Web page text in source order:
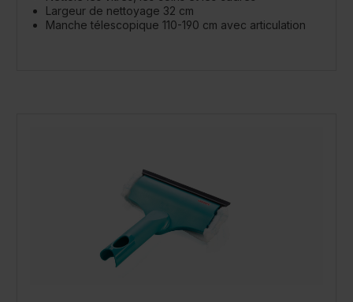
Largeur de nettoyage 32 cm
Manche télescopique 110-190 cm avec articulation